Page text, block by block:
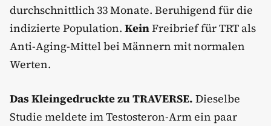
durchschnittlich 33 Monate. Beruhigend für die
indizierte Population. KeinFreibrief für TRT als
Anti-Aging-Mittel bei Männern mit normalen
Werten.
Das Kleingedruckte zu TRAVERSE. Dieselbe
Studie meldete im Testosteron-Arm ein paar